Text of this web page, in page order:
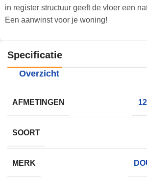
in register structuur geeft de vloer een
Een aanwinst voor je woning!
Specificatie
Overzicht
AFMETINGEN
SOORT
MERK